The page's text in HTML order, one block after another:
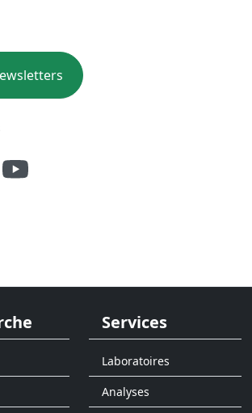
Services
Laboratoires
Analyses